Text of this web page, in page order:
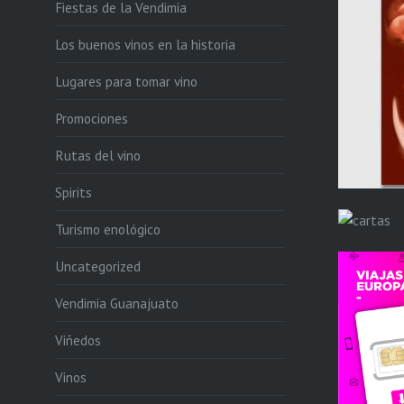
Fiestas de la Vendimia
Los buenos vinos en la historia
Lugares para tomar vino
Promociones
Rutas del vino
Spirits
Turismo enológico
Uncategorized
Vendimia Guanajuato
Viñedos
Vinos